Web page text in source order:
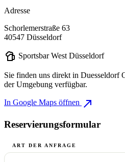
Adresse
Schorlemerstraße 63
40547 Düsseldorf
sports_bar Sportsbar West Düsseldorf
Sie finden uns direkt in Duesseldorf
der Umgebung verfügbar.
In Google Maps öffnen north_east
Reservierungsformular
ART DER ANFRAGE